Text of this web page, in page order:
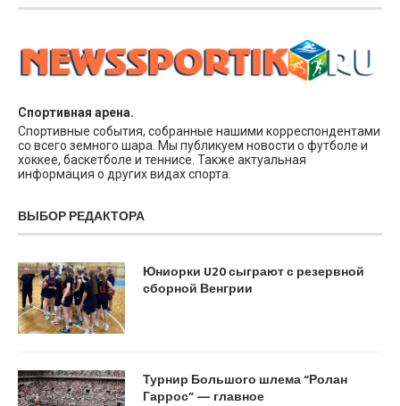
Спортивная арена.
Спортивные события, собранные нашими корреспондентами
со всего земного шара. Мы публикуем новости о футболе и
хоккее, баскетболе и теннисе. Также актуальная
информация о других видах спорта.
ВЫБОР РЕДАКТОРА
Юниорки U20 сыграют с резервной
сборной Венгрии
Турнир Большого шлема “Ролан
Гаррос” — главное